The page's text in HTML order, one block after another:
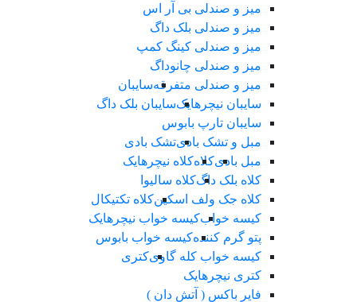
میز و صندلی بی آر اس
میز و صندلی بلک داگ
میز و صندلی کینگ کمپ
میز و صندلی چانوداگ
میز و صندلی متفرقهسایبان
سایبان نیچرهایکسایبان بلک داگ
سایبان تارپ بابوس
مبل و تشک بادیتشک بادی
مبل بادیکلاهکلاه نیچرهایک
کلاه بلک داگکلاه سالیوا
کلاه جک‌ ولف‌ اسکینکلاه تکتیکال
کیسه خوابکیسه خواب نیچرهایک
پتو گرم کنندهکیسه خواب بابوس
کیسه خواب کله گاویکتری
کتری نیچرهایک
فایر باکس ( آتش دان )